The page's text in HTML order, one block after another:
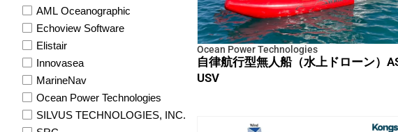
AML Oceanographic
Echoview Software
Elistair
Innovasea
MarineNav
Ocean Power Technologies
SILVUS TECHNOLOGIES, INC.
Ocean Power Technologies
自律航行型無人船（水上ドローン）
USV